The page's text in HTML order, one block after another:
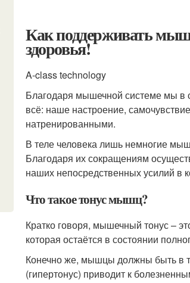
Как поддерживать
здоровья!
A-class technology
Благодаря мышечной системе мы в
всё: наше настроение,
натренированными.
В теле человека лишь немногие
Благодаря их сокращениям
наших непосредственных усилий в
Что такое тонус мышц?
Кратко говоря, мышечный тонус –
которая остаётся в состоянии
Конечно же, мышцы должны быть в
(гипертонус) приводит к